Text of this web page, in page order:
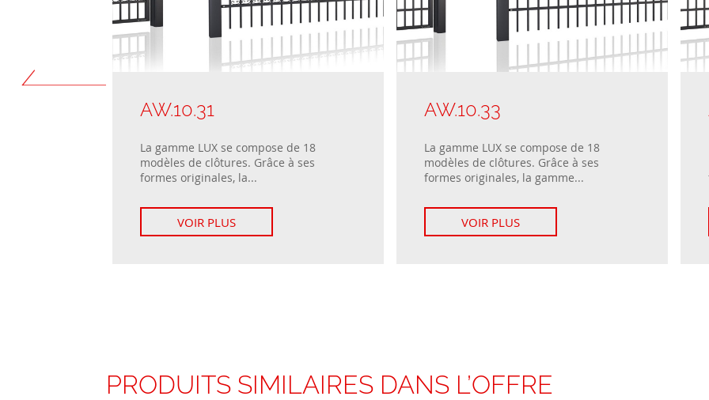
AW.10.31
La gamme LUX se compose de 18
modèles de clôtures. Grâce à ses
formes originales, la...
VOIR PLUS
AW.10.33
La gamme LUX se compose de 18
modèles de clôtures. Grâce à ses
formes originales, la gamme...
VOIR PLUS
PRODUITS SIMILAIRES DANS L’OFFRE